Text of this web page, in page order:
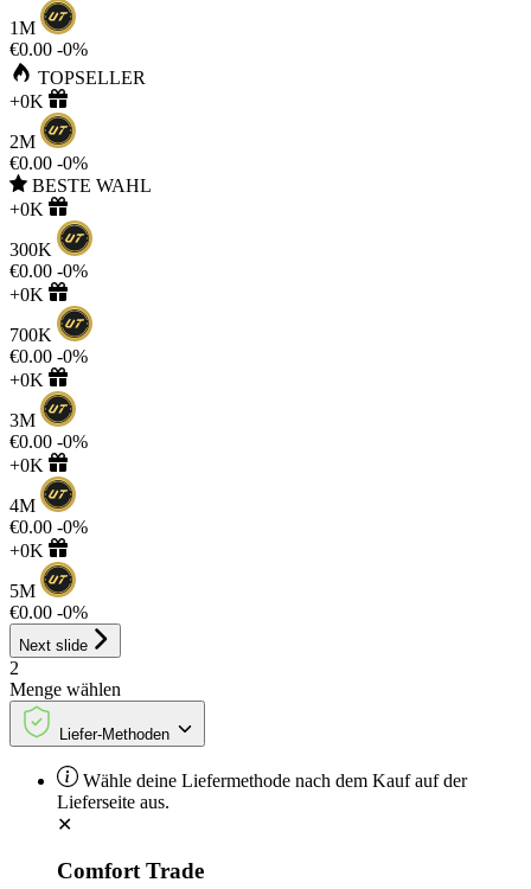
1M
€0.00 -0%
TOPSELLER
+0K
2M
€0.00 -0%
BESTE WAHL
+0K
300K
€0.00 -0%
+0K
700K
€0.00 -0%
+0K
3M
€0.00 -0%
+0K
4M
€0.00 -0%
+0K
5M
€0.00 -0%
Next slide
2
Menge wählen
Liefer-Methoden
Wähle deine Liefermethode nach dem Kauf auf der
Lieferseite aus.
✕
Comfort Trade